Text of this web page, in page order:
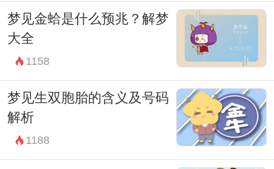
梦见金蛤是什么预兆？解梦
大全
1158
梦见生双胞胎的含义及号码
解析
1188